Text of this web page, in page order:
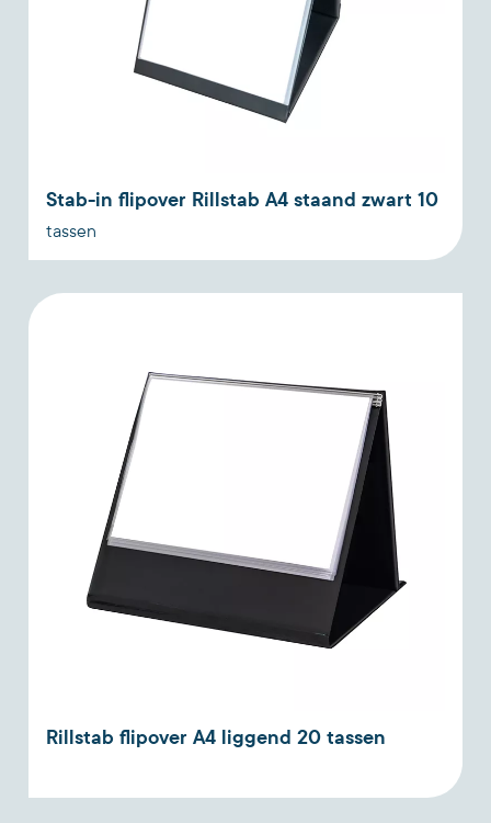
Stab-in flipover Rillstab A4 staand zwart 10
tassen
Rillstab flipover A4 liggend 20 tassen